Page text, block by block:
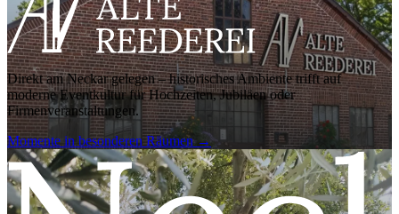
Direkt am Neckar gelegen – historisches Ambiente trifft auf
moderne Eventkultur für Hochzeiten, Jubiläen oder
Firmenveranstaltungen.
Momente in besonderen Räumen →